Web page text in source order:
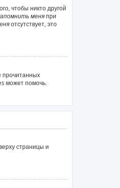
чтобы никто другой
меняпри
отсутствует, это
прочитанных
может помочь.
страницы и